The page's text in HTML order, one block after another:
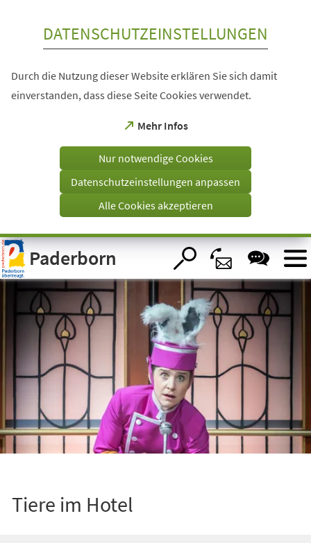
Visuelle
Assistenzsoftware
öffnen.
DATENSCHUTZEINSTELLUNGEN
Durch die Nutzung dieser Website erklären Sie sich damit
einverstanden, dass diese Seite Cookies verwendet.
Mehr Infos
(Öffnet
einem
Tab)
Nur notwendige Cookies
Datenschutzeinstellungen anpassen
Alle Cookies akzeptieren
Paderborn
Tiere im Hotel